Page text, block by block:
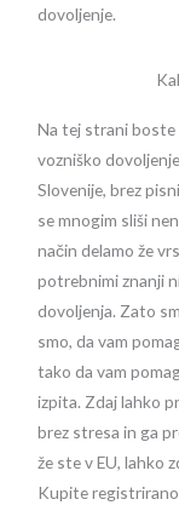
dovoljenje.
Na tej strani boste
vozniško
Slovenije, brez
se mnogim sliši
način delamo že
potrebnimi znanji
dovoljenja. Zato
smo, da vam
tako da vam
izpita. Zdaj lahko
brez stresa in ga
že ste v EU, lahko
Kupite registrirano